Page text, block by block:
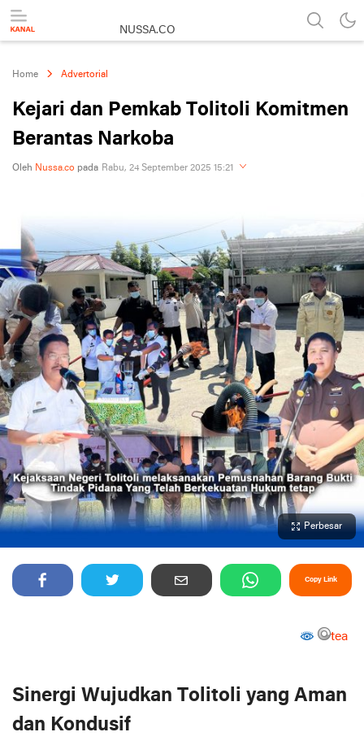
NUSSA.CO
Home Advertorial
Kejari dan Pemkab Tolitoli Komitmen
Berantas Narkoba
Oleh Nussa.co pada Rabu, 24 September 2025 15:21
Perbesar
Copy Link
tea
Sinergi Wujudkan Tolitoli yang Aman
dan Kondusif